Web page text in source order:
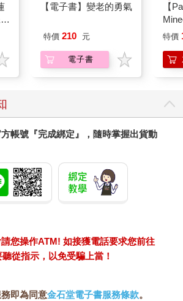
【電子書】變老的勇氣
特價 210 元
電子書
【
特價
帳號『完成綁定』，隨時掌握出貨動
您操作ATM! 如接獲電話要求您前往
從指示，以免受騙上當！
即為同意金石堂電子書服務條款。